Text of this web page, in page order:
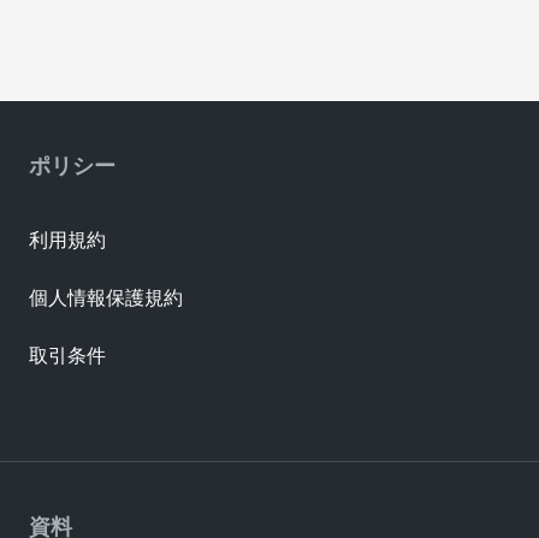
資料
ポリシー
利用規約
個人情報保護規約
取引条件